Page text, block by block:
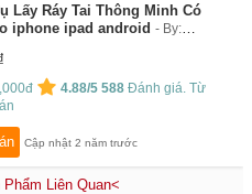
Lấy Ráy Tai Thông Minh Có
iphone ipad android
By:
4.88/5 588 Đánh giá. Từ
Cập nhật 2 năm trước
Liên Quan<